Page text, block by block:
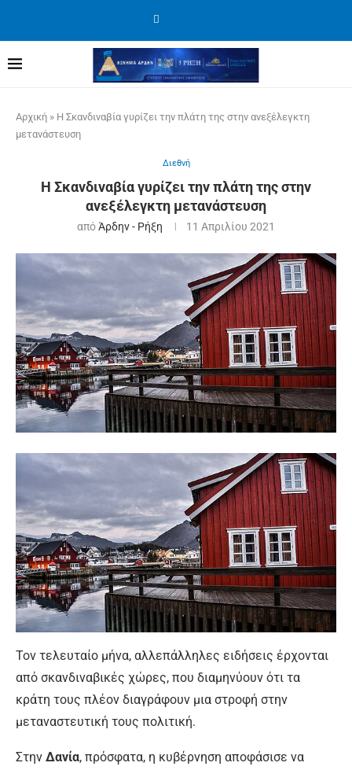
Αρχική » Η Σκανδιναβία γυρίζει την πλάτη της στην ανεξέλεγκτη
μετανάστευση
Διεθνή
Η Σκανδιναβία γυρίζει την πλάτη της στην
ανεξέλεγκτη μετανάστευση
απόΆρδην - Ρήξη 11 Απριλίου 2021
Τον τελευταίο μήνα, αλλεπάλληλες ειδήσεις έρχονται
από σκανδιναβικές χώρες, που διαμηνύουν ότι τα
κράτη τους πλέον διαγράφουν μια στροφή στην
μεταναστευτική τους πολιτική.
Στην Δανία, πρόσφατα, η κυβέρνηση αποφάσισε να